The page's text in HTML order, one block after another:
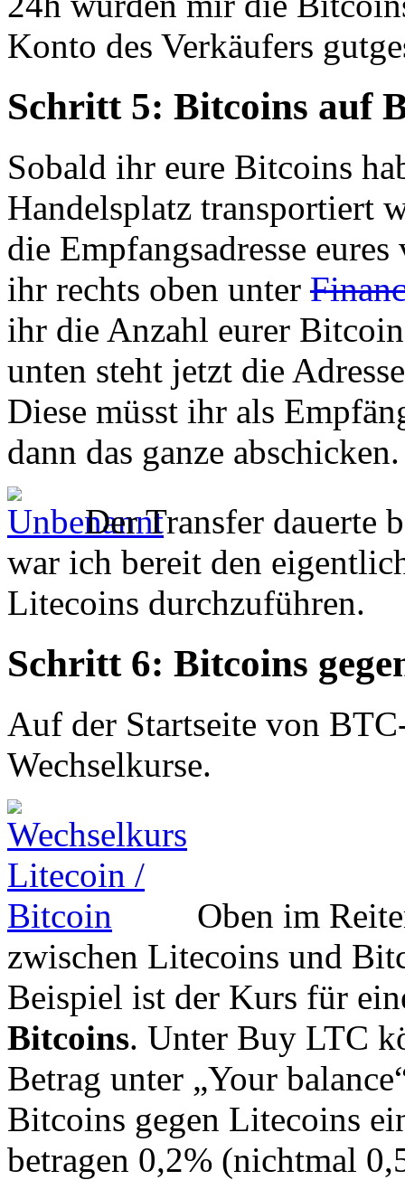
Konto des Verkäufers
Schritt 5: Bitcoins auf
Sobald ihr eure Bitcoins
Handelsplatz transportiert
die Empfangsadresse
ihr rechts oben unter
ihr die Anzahl eurer
unten steht jetzt die
Diese müsst ihr als
dann das ganze abschicken.
Der Transfer dauerte
war ich bereit den
Litecoins durchzuführen.
Schritt 6: Bitcoins
Auf der Startseite von
Wechselkurse.
Oben im
zwischen Litecoins und
Beispiel ist der Kurs für
Bitcoins. Unter Buy LTC
Betrag unter „Your
Bitcoins gegen Litecoins
betragen 0,2% (nichtmal